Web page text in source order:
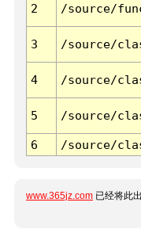
2 /source/
3 /source/
4 /source/
5 /source/
6 /source/
www.365jz.com 已经将此